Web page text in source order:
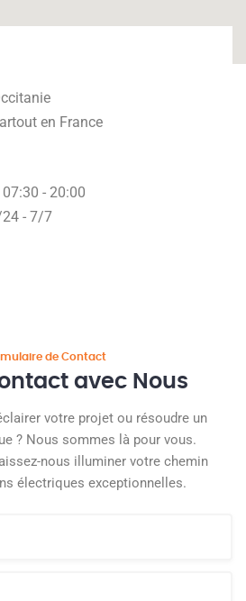
en France
- 20:00
- 7/7
de Contact
avec Nous
votre projet ou résoudre un
? Nous sommes là pour vous.
nous illuminer votre chemin
électriques exceptionnelles.